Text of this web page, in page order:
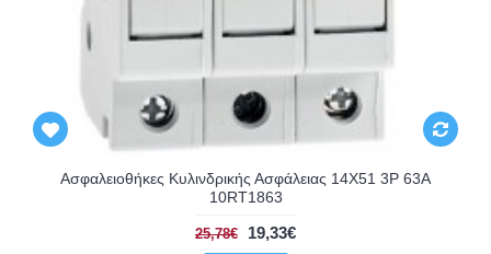
Ασφαλειοθήκες Κυλινδρικής Ασφάλειας 14X51 3P 63A
10RT1863
25,78€ 19,33€